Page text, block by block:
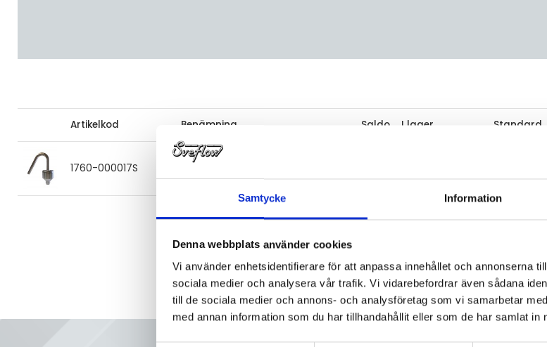
Samtycke Information
Denna webbplats använder cookies
Vi använder enhetsidentifierare för att anpassa innehållet och annonserna
sociala medier och analysera vår trafik. Vi vidarebefordrar även sådana
till de sociala medier och annons- och analysföretag som vi samarbetar
med annan information som du har tillhandahållit eller som de har samlat in
Artikelkod Benämning Saldo I lager Standard
1760-000017S Utluftningsventil